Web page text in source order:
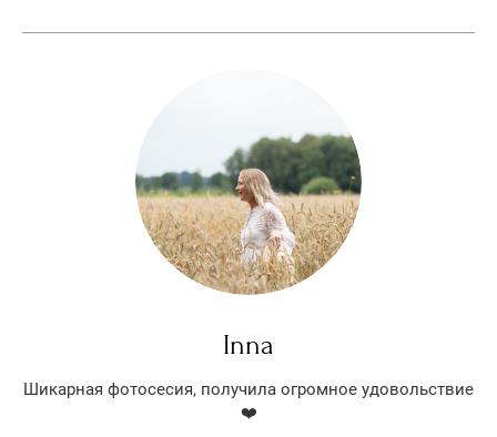
Inna
Шикарная фотосесия, получила огромное удовольствие
❤️